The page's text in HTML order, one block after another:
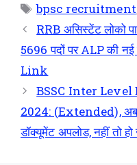
bpsc recruitment
RRB असिस्टेंट लोको
5696 पदों पर ALP की
Link
BSSC Inter
2024: (Extended), अब
डॉक्यूमेंट अपलोड, नहीं तो हो